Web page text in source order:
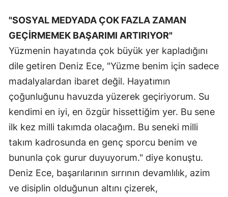
Samsun
Siirt
Sivas
Tekirdağ
Trabzon
Tunceli
Şanlıurfa
"SOSYAL MEDYADA ÇOK FAZLA ZAMAN
GEÇİRMEMEK BAŞARIMI ARTIRIYOR"
Yüzmenin hayatında çok büyük yer kapladığını
dile getiren Deniz Ece, "Yüzme benim için sadece
madalyalardan ibaret değil. Hayatımın
çoğunluğunu havuzda yüzerek geçiriyorum. Su
kendimi en iyi, en özgür hissettiğim yer. Bu sene
ilk kez milli takımda olacağım. Bu seneki milli
takım kadrosunda en genç sporcu benim ve
bununla çok gurur duyuyorum." diye konuştu.
Deniz Ece, başarılarının sırrının devamlılık, azim
ve disiplin olduğunun altını çizerek,